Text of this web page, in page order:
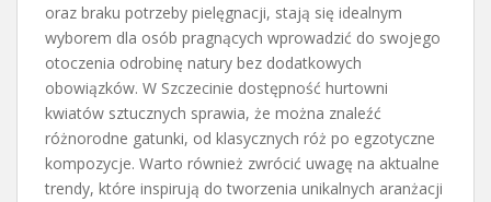
oraz braku potrzeby pielęgnacji, stają się idealnym
wyborem dla osób pragnących wprowadzić do swojego
otoczenia odrobinę natury bez dodatkowych
obowiązków. W Szczecinie dostępność hurtowni
kwiatów sztucznych sprawia, że można znaleźć
różnorodne gatunki, od klasycznych róż po egzotyczne
kompozycje. Warto również zwrócić uwagę na aktualne
trendy, które inspirują do tworzenia unikalnych aranżacji